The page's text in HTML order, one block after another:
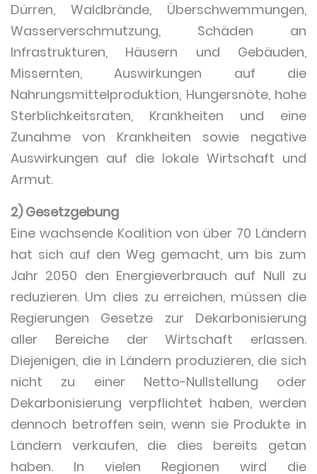
Dürren, Waldbrände, Überschwemmungen,
Wasserverschmutzung, Schäden an
Infrastrukturen, Häusern und Gebäuden,
Missernten, Auswirkungen auf die
Nahrungsmittelproduktion, Hungersnöte, hohe
Sterblichkeitsraten, Krankheiten und eine
Zunahme von Krankheiten sowie negative
Auswirkungen auf die lokale Wirtschaft und
Armut.
2) Gesetzgebung
Eine wachsende Koalition von über 70 Ländern
hat sich auf den Weg gemacht, um bis zum
Jahr 2050 den Energieverbrauch auf Null zu
reduzieren. Um dies zu erreichen, müssen die
Regierungen Gesetze zur Dekarbonisierung
aller Bereiche der Wirtschaft erlassen.
Diejenigen, die in Ländern produzieren, die sich
nicht zu einer Netto-Nullstellung oder
Dekarbonisierung verpflichtet haben, werden
dennoch betroffen sein, wenn sie Produkte in
Ländern verkaufen, die dies bereits getan
haben. In vielen Regionen wird die